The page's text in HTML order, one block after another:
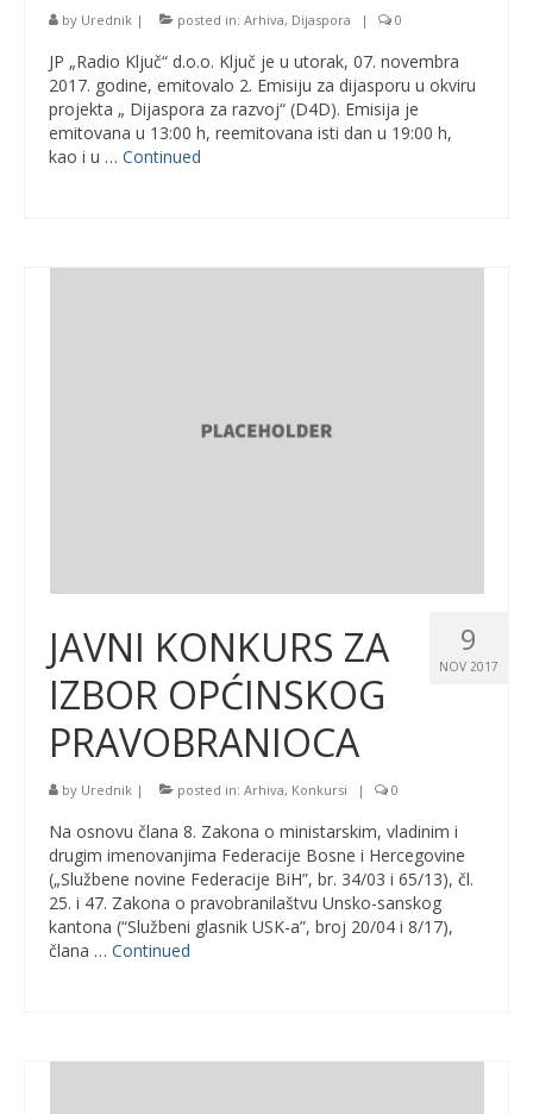
by Urednik | posted in: Arhiva, Dijaspora | 0
JP „Radio Ključ“ d.o.o. Ključ je u utorak, 07. novembra
2017. godine, emitovalo 2. Emisiju za dijasporu u okviru
projekta „ Dijaspora za razvoj“ (D4D). Emisija je
emitovana u 13:00 h, reemitovana isti dan u 19:00 h,
kao i u … Continued
9
NOV 2017
JAVNI KONKURS ZA
IZBOR OPĆINSKOG
PRAVOBRANIOCA
by Urednik | posted in: Arhiva, Konkursi | 0
Na osnovu člana 8. Zakona o ministarskim, vladinim i
drugim imenovanjima Federacije Bosne i Hercegovine
(„Službene novine Federacije BiH”, br. 34/03 i 65/13), čl.
25. i 47. Zakona o pravobranilaštvu Unsko-sanskog
kantona (“Službeni glasnik USK-a”, broj 20/04 i 8/17),
člana … Continued